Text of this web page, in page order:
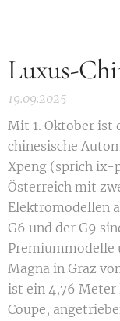
Luxus-
19.09.2025
Mit 1. Oktober ist
chinesische
Xpeng (sprich ix-
Österreich mit
Elektromodellen
G6 und der G9
Premiummodelle
Magna in Graz
ist ein 4,76 Meter
Coupe,